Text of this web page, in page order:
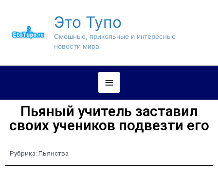
Это Тупо
Смешные, прикольные и интересные
новости мира
Пьяный учитель заставил
своих учеников подвезти его
Рубрика: Пьянства